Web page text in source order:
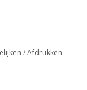
/Afdrukken